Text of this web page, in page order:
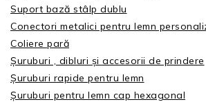
Suport bază stâlp dublu
Conectori metalici pentru lemn
Coliere pară
Șuruburi , dibluri și accesorii de prindere
Șuruburi rapide pentru lemn
Șuruburi pentru lemn cap hexagonal